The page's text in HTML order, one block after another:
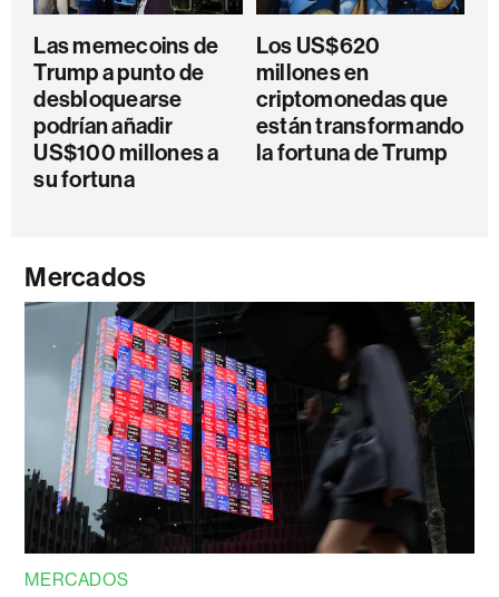
Las memecoins de
Trump a punto de
desbloquearse
podrían añadir
US$100 millones a
su fortuna
Los US$620
millones en
criptomonedas que
están transformando
la fortuna de Trump
Mercados
MERCADOS